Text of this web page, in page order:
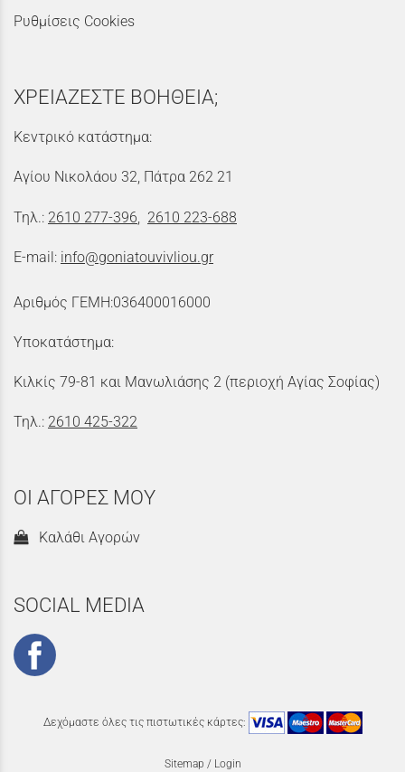
Ρυθμίσεις Cookies
ΧΡΕΙΑΖΕΣΤΕ ΒΟΗΘΕΙΑ;
Κεντρικό κατάστημα:
Αγίου Νικολάου 32, Πάτρα 262 21
Τηλ.: 2610 277-396 2610 223-688
E-mail: info@goniatouvivliou.gr
Αριθμός ΓΕΜΗ:036400016000
Υποκατάστημα:
Κιλκίς 79-81 και Μανωλιάσης 2 (περιοχή Αγίας Σοφίας)
Τηλ.: 2610 425-322
ΟΙ ΑΓΟΡΕΣ ΜΟΥ
Καλάθι Αγορών
SOCIAL MEDIA
Δεχόμαστε όλες τις πιστωτικές κάρτες:
Sitemap / Login